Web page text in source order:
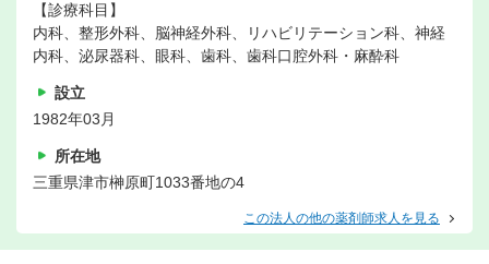
【診療科目】
内科、整形外科、脳神経外科、リハビリテーション科、神経
内科、泌尿器科、眼科、歯科、歯科口腔外科・麻酔科
設立
1982年03月
所在地
三重県津市榊原町1033番地の4
この法人の他の薬剤師求人を見る